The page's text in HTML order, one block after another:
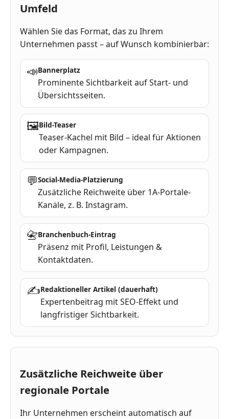
Umfeld
Wählen Sie das Format, das zu Ihrem
Unternehmen passt – auf Wunsch kombinierbar:
📣Bannerplatz
Prominente Sichtbarkeit auf Start- und
Übersichtsseiten.
🖼Bild-Teaser
Teaser-Kachel mit Bild – ideal für Aktionen
oder Kampagnen.
💬Social-Media-Platzierung
Zusätzliche Reichweite über 1A-Portale-
Kanäle, z. B. Instagram.
📇Branchenbuch-Eintrag
Präsenz mit Profil, Leistungen &
Kontaktdaten.
✍Redaktioneller Artikel (dauerhaft)
Expertenbeitrag mit SEO-Effekt und
langfristiger Sichtbarkeit.
Zusätzliche Reichweite über
regionale Portale
Ihr Unternehmen erscheint automatisch auf